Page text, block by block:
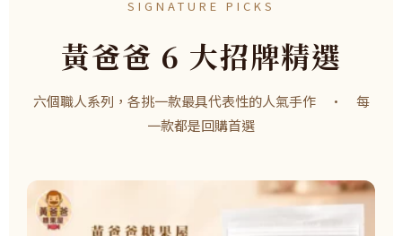
SIGNATURE PICKS
黃爸爸 6 大招牌精選
六個職人系列，各挑一款最具代表性的人氣手作 · 每
一款都是回購首選